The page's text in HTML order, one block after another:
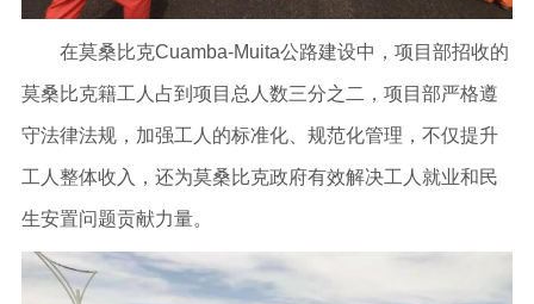
在莫桑比克Cuamba-Muita公路建设中，项目部招收的
莫桑比克籍工人占到项目总人数三分之二，项目部严格遵
守法律法规，加强工人的标准化、规范化管理，不仅提升
工人整体收入，还为莫桑比克政府有效解决工人就业和民
生安置问题贡献力量。